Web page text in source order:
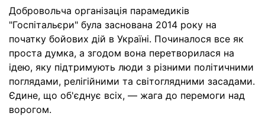
Добровольча організація парамедиків
"Госпітальєри" була заснована 2014 року на
початку бойових дій в Україні. Починалося все як
проста думка, а згодом вона перетворилася на
ідею, яку підтримують люди з різними політичними
поглядами, релігійними та світоглядними засадами.
Єдине, що об'єднує всіх, — жага до перемоги над
ворогом.